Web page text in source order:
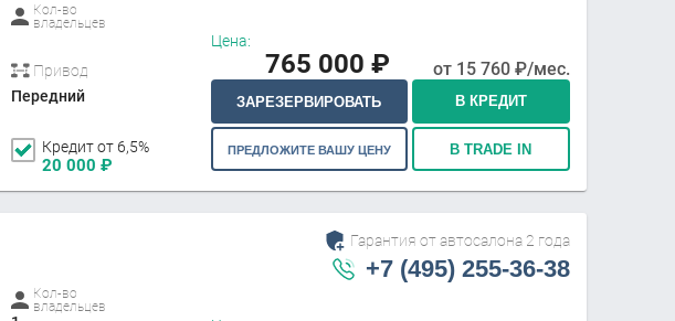
Кол-во
владельцев
Привод
Передний
Кредит от 6,5%
20 000 ₽
Цена:
765 000 ₽ от 15 760₽/мес.
ЗАРЕЗЕРВИРОВАТЬ В КРЕДИТ
ПРЕДЛОЖИТЕ ВАШУ ЦЕНУ В TRADE IN
Кол-во
владельцев
Гарантия от автосалона 2 года
+7 (495) 255-36-38